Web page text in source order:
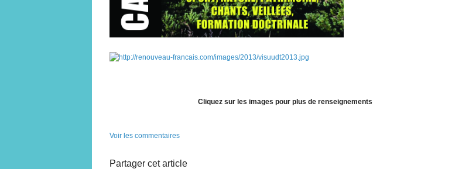
Cliquez sur les images pour plus de renseignements
Voir les commentaires
Partager cet article